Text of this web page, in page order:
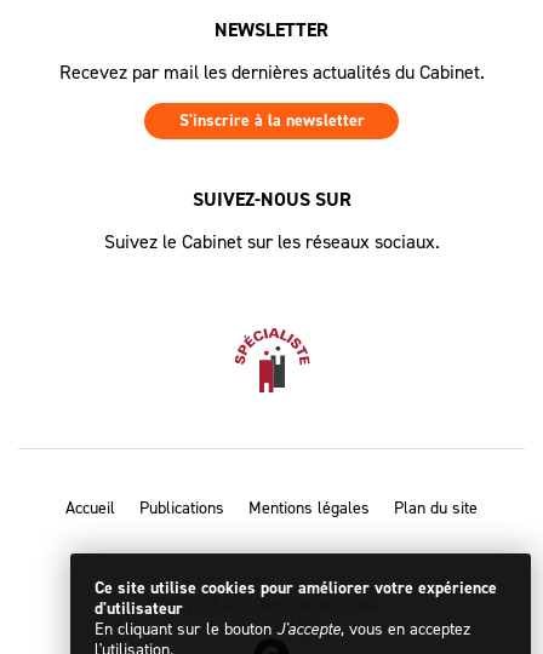
NEWSLETTER
Recevez par mail les dernières actualités du Cabinet.
S'inscrire à la newsletter
SUIVEZ-NOUS SUR
Suivez le Cabinet sur les réseaux sociaux.
Accueil Publications Mentions légales Plan du site
© 2026 GDL Avocats associés
Designed by
Ce site utilise cookies pour améliorer votre expérience
d'utilisateur
En cliquant sur le bouton J'accepte, vous en acceptez